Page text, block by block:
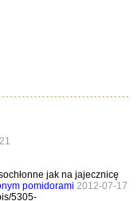
jak na jajecznicę
pomidorami 2012-07-17
5305-